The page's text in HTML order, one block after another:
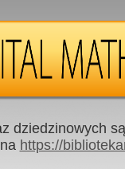
dziedzinowych
https://